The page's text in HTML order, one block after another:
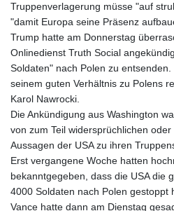
Truppenverlagerung müsse "auf
"damit Europa seine Präsenz
Trump hatte am Donnerstag
Onlinedienst Truth Social
Soldaten" nach Polen zu
seinem guten Verhältnis zu Polens
Karol Nawrocki.
Die Ankündigung aus Washington
von zum Teil widersprüchlichen
Aussagen der USA zu ihren
Erst vergangene Woche hatten
bekanntgegeben, dass die USA die
4000 Soldaten nach Polen gestoppt
Vance hatte dann am Dienstag